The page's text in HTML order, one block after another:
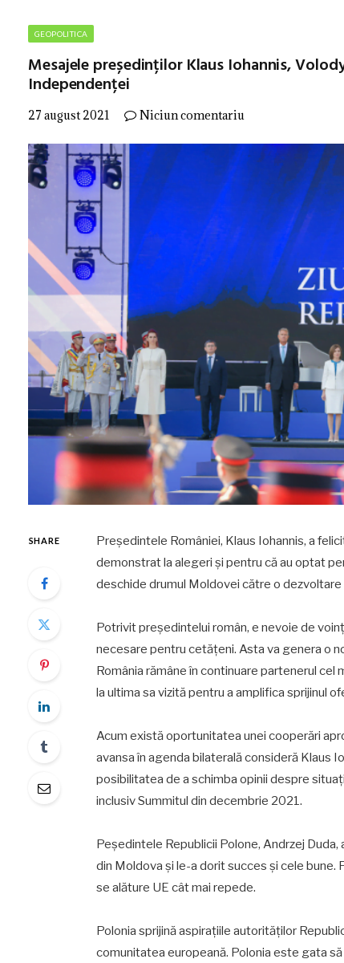
GEOPOLITICA
Mesajele președinților Klaus Iohannis,
Independenței
27 august 2021 Niciun comentariu
SHARE
Președintele României, Klaus Iohannis, a
demonstrat la alegeri și pentru că au optat
deschide drumul Moldovei către o
Potrivit președintelui român, e nevoie de
necesare pentru cetățeni. Asta va genera o
România rămâne în continuare partenerul
la ultima sa vizită pentru a amplifica sprijinul
Acum există oportunitatea unei cooperări
avansa în agenda bilaterală consideră Klaus
posibilitatea de a schimba opinii despre
inclusiv Summitul din decembrie 2021.
Peședintele Republicii Polone, Andrzej
din Moldova și le-a dorit succes și cele
se alăture UE cât mai repede.
Polonia sprijină aspirațiile autorităților
comunitatea europeană. Polonia este gata